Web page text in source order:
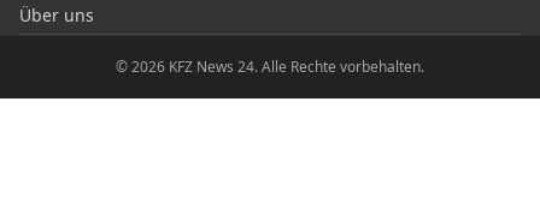
Über uns
© 2026 KFZ News 24. Alle Rechte vorbehalten.